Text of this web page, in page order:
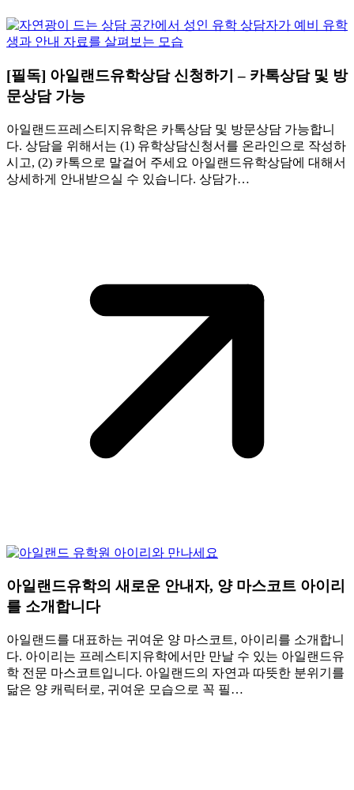
[필독] 아일랜드유학상담 신청하기 – 카톡상담 및 방
문상담 가능
아일랜드프레스티지유학은 카톡상담 및 방문상담 가능합니
다. 상담을 위해서는 (1) 유학상담신청서를 온라인으로 작성하
시고, (2) 카톡으로 말걸어 주세요 아일랜드유학상담에 대해서
상세하게 안내받으실 수 있습니다. 상담가…
아일랜드유학의 새로운 안내자, 양 마스코트 아이리
를 소개합니다
아일랜드를 대표하는 귀여운 양 마스코트, 아이리를 소개합니
다. 아이리는 프레스티지유학에서만 만날 수 있는 아일랜드유
학 전문 마스코트입니다. 아일랜드의 자연과 따뜻한 분위기를
닮은 양 캐릭터로, 귀여운 모습으로 꼭 필…